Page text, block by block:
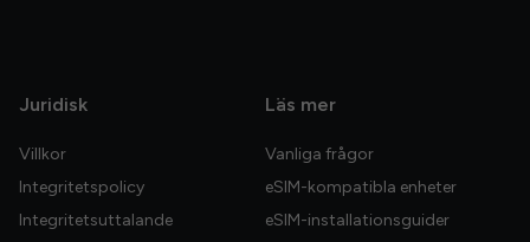
Juridisk
Villkor
Integritetspolicy
Integritetsuttalande
Läs mer
Vanliga frågor
eSIM-kompatibla enheter
eSIM-installationsguider